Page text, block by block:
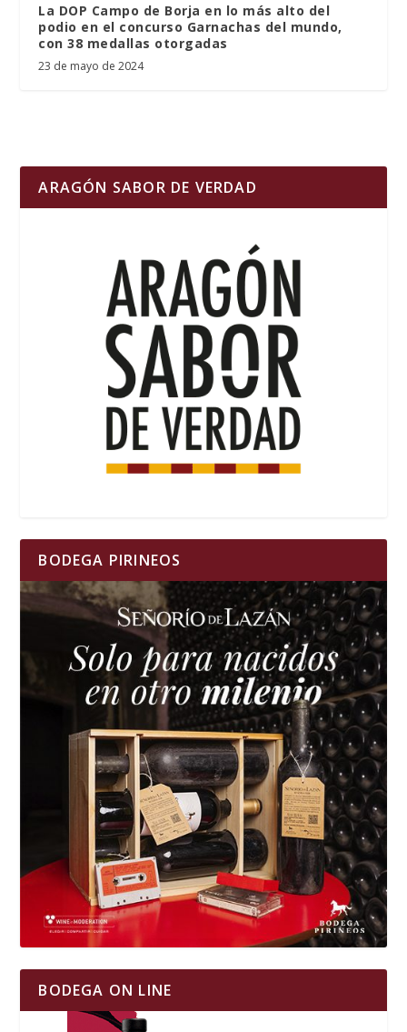
La DOP Campo de Borja en lo más alto del
podio en el concurso Garnachas del mundo,
con 38 medallas otorgadas
23 de mayo de 2024
ARAGÓN SABOR DE VERDAD
BODEGA PIRINEOS
BODEGA ON LINE